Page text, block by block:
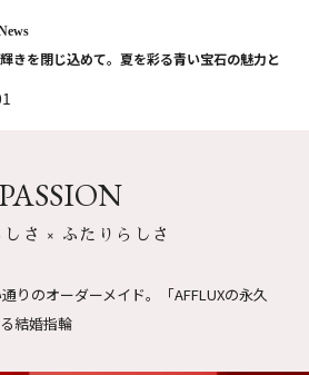
きを閉じ込めて。夏を彩る青い宝石の魅力と
PASSION
しさ × ふたりらしさ
りのオーダーメイド。
「AFFLUXの永久
結婚指輪